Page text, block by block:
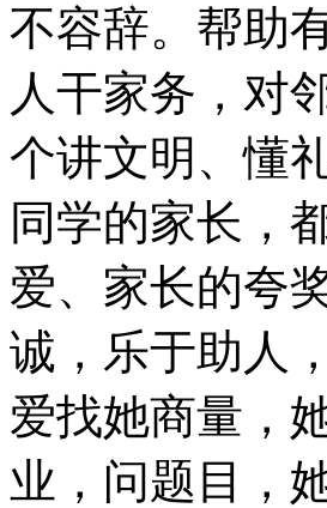
不容辞。帮助
人干家务，对
个讲文明、懂
同学的家长，
爱、家长的夸
诚，乐于助人
爱找她商量，
业，问题目，